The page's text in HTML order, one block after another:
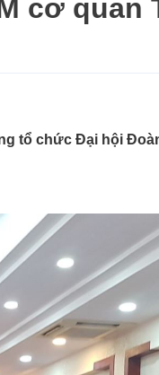
cơ quan
tổ chức Đại hội